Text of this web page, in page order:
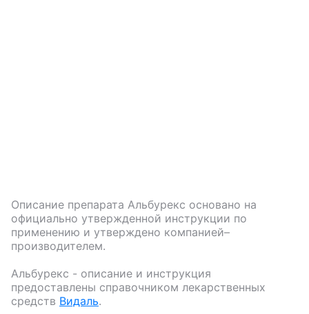
Описание препарата Альбурекс основано на
официально утвержденной инструкции по
применению и утверждено компанией–
производителем.
Альбурекс - описание и инструкция
предоставлены справочником лекарственных
средств Видаль.